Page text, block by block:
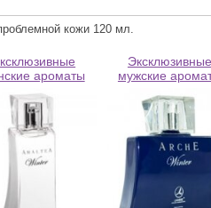
кожи 120 мл.
ароматы
Эксклюзивные
мужские